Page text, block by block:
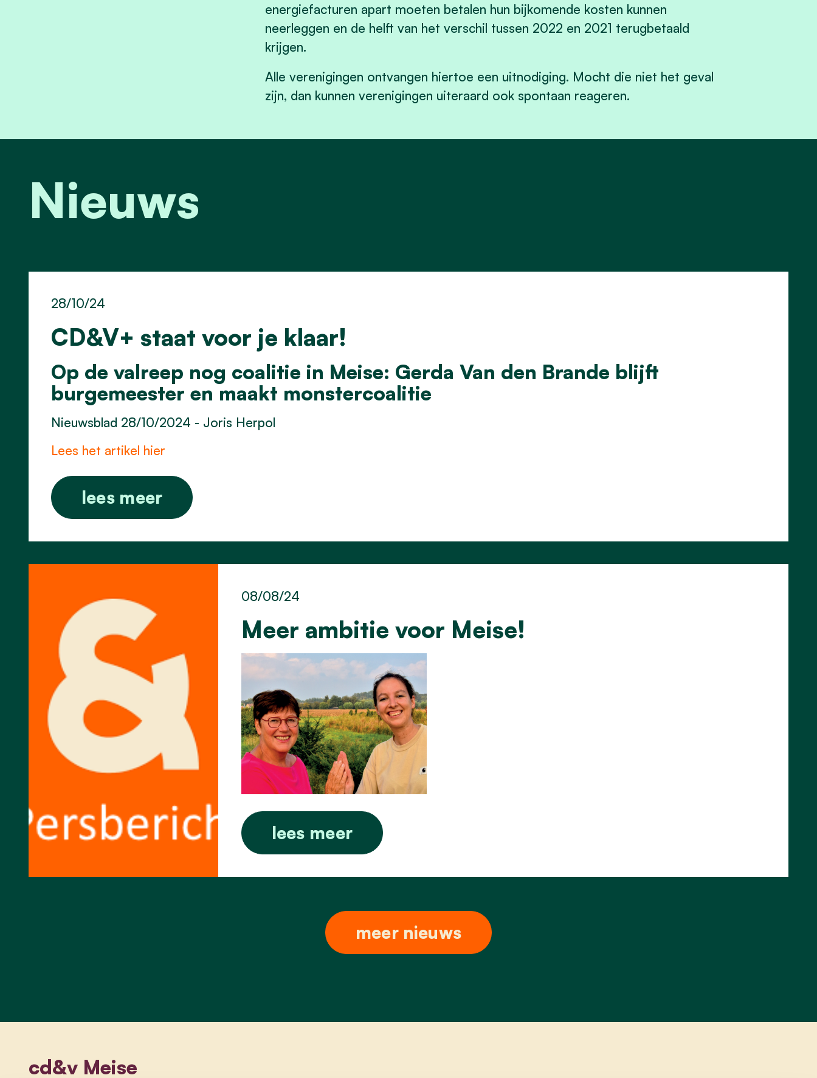
energiefacturen apart moeten betalen hun bijkomende kosten kunnen
neerleggen en de helft van het verschil tussen 2022 en 2021 terugbetaald
krijgen.
Alle verenigingen ontvangen hiertoe een uitnodiging. Mocht die niet het geval
zijn, dan kunnen verenigingen uiteraard ook spontaan reageren.
Nieuws
CD&V+ staat voor je klaar!
28/10/24
Op de valreep nog coalitie in Meise: Gerda Van den Brande blijft
burgemeester en maakt monstercoalitie
Nieuwsblad 28/10/2024 - Joris Herpol
Lees het artikel hier
lees meer
Meer ambitie voor Meise!
08/08/24
lees meer
meer nieuws
cd&v Meise